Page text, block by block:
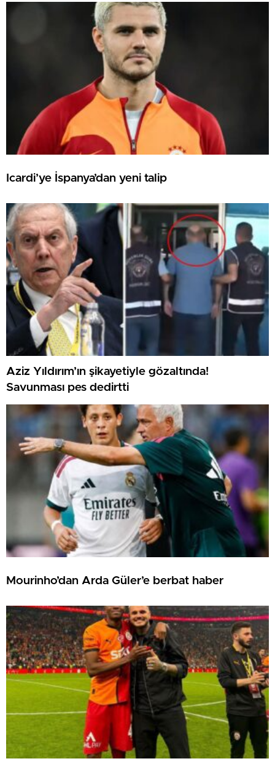
Icardi’ye İspanya’dan yeni talip
Aziz Yıldırım’ın şikayetiyle gözaltında!
Savunması pes dedirtti
Mourinho’dan Arda Güler’e berbat haber